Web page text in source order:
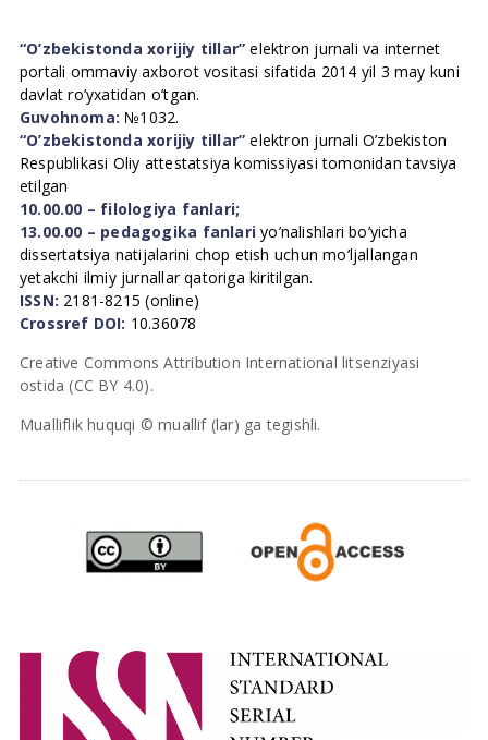
“O’zbekistonda xorijiy tillar” elektron jurnali va internet
portali ommaviy axborot vositasi sifatida 2014 yil 3 may kuni
davlat ro’yxatidan o’tgan.
Guvohnoma: №1032.
“O’zbekistonda xorijiy tillar” elektron jurnali O’zbekiston
Respublikasi Oliy attestatsiya komissiyasi tomonidan tavsiya
etilgan
10.00.00 – filologiya fanlari;
13.00.00 – pedagogika fanlari yo’nalishlari bo’yicha
dissertatsiya natijalarini chop etish uchun mo’ljallangan
yetakchi ilmiy jurnallar qatoriga kiritilgan.
ISSN: 2181-8215 (online)
Crossref DOI: 10.36078
Creative Commons Attribution International litsenziyasi
ostida (CC BY 4.0).
Mualliflik huquqi © muallif (lar) ga tegishli.